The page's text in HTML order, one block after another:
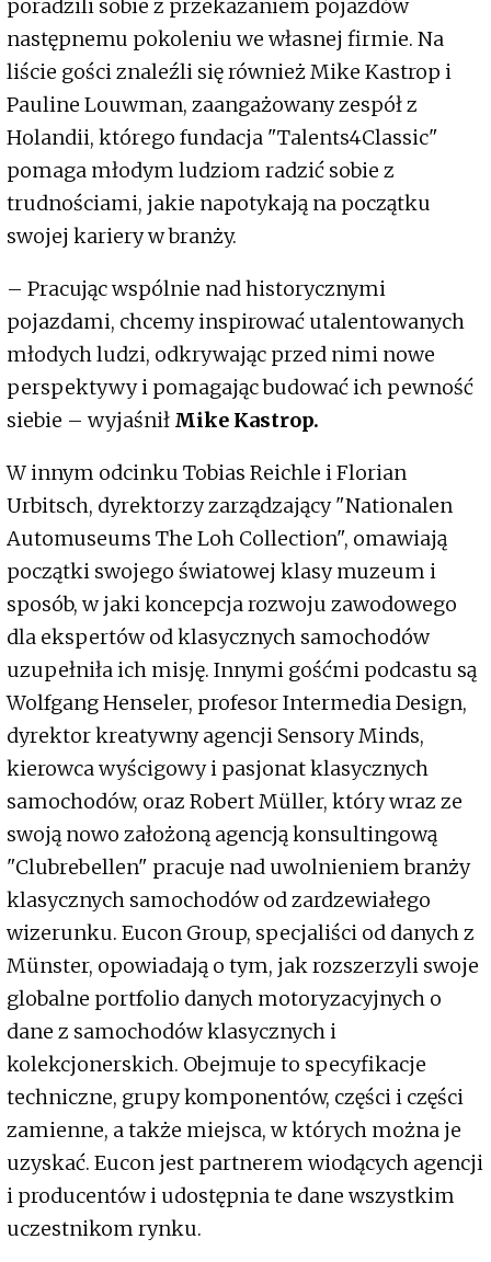
poradzili sobie z przekazaniem pojazdów
następnemu pokoleniu we własnej firmie. Na
liście gości znaleźli się również Mike Kastrop i
Pauline Louwman, zaangażowany zespół z
Holandii, którego fundacja "Talents4Classic"
pomaga młodym ludziom radzić sobie z
trudnościami, jakie napotykają na początku
swojej kariery w branży.
– Pracując wspólnie nad historycznymi
pojazdami, chcemy inspirować utalentowanych
młodych ludzi, odkrywając przed nimi nowe
perspektywy i pomagając budować ich pewność
siebie – wyjaśnił Mike Kastrop.
W innym odcinku Tobias Reichle i Florian
Urbitsch, dyrektorzy zarządzający "Nationalen
Automuseums The Loh Collection", omawiają
początki swojego światowej klasy muzeum i
sposób, w jaki koncepcja rozwoju zawodowego
dla ekspertów od klasycznych samochodów
uzupełniła ich misję. Innymi gośćmi podcastu są
Wolfgang Henseler, profesor Intermedia Design,
dyrektor kreatywny agencji Sensory Minds,
kierowca wyścigowy i pasjonat klasycznych
samochodów, oraz Robert Müller, który wraz ze
swoją nowo założoną agencją konsultingową
"Clubrebellen" pracuje nad uwolnieniem branży
klasycznych samochodów od zardzewiałego
wizerunku. Eucon Group, specjaliści od danych z
Münster, opowiadają o tym, jak rozszerzyli swoje
globalne portfolio danych motoryzacyjnych o
dane z samochodów klasycznych i
kolekcjonerskich. Obejmuje to specyfikacje
techniczne, grupy komponentów, części i części
zamienne, a także miejsca, w których można je
uzyskać. Eucon jest partnerem wiodących agencji
i producentów i udostępnia te dane wszystkim
uczestnikom rynku.